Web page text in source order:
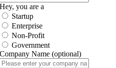
Hey, you are a
Startup
Enterprise
Non-Profit
Government
Company Name (optional)